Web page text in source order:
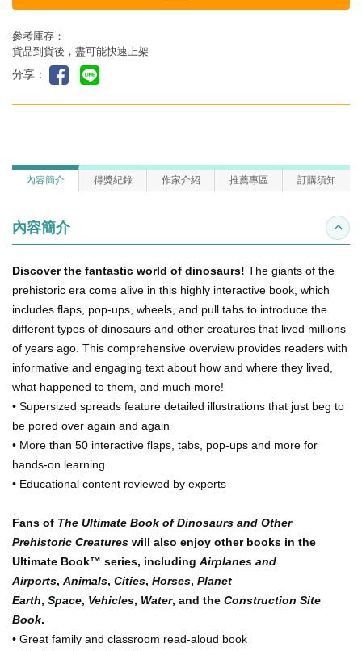
參考庫存：
貨品到貨後，盡可能快速上架
分享：
內容簡介 得獎紀錄 作家介紹 推薦專區 訂購須知
內容簡介 收合
Discover the fantastic world of dinosaurs! The giants of the
prehistoric era come alive in this highly interactive book, which
includes flaps, pop-ups, wheels, and pull tabs to introduce the
different types of dinosaurs and other creatures that lived millions
of years ago. This comprehensive overview provides readers with
informative and engaging text about how and where they lived,
what happened to them, and much more!
• Supersized spreads feature detailed illustrations that just beg to
be pored over again and again
• More than 50 interactive flaps, tabs, pop-ups and more for
hands-on learning
• Educational content reviewed by experts
Fans of The Ultimate Book of Dinosaurs and Other
Prehistoric Creatures will also enjoy other books in the
Ultimate Book™ series, including Airplanes and
Airports, Animals, Cities, Horses, Planet
Earth, Space, Vehicles, Water, and the Construction Site
Book.
• Great family and classroom read-aloud book